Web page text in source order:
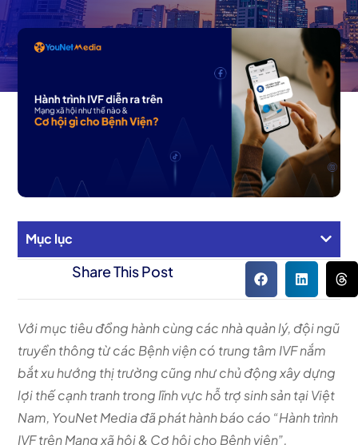
Mục lục
Share This Post
Với mục tiêu đồng hành cùng các nhà quản lý, đội ngũ
truyền thông từ các Bệnh viện có trung tâm IVF nắm
bắt xu hướng thị trường cũng như chủ động xây dựng
lợi thế cạnh tranh trong lĩnh vực hỗ trợ sinh sản tại Việt
Nam, YouNet Media đã phát hành báo cáo “Hành trình
IVF trên Mạng xã hội & Cơ hội cho Bệnh viện”.